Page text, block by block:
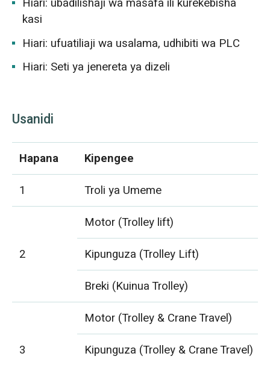
kasi
Hiari: ufuatiliaji wa usalama, udhibiti wa PLC
Hiari: Seti ya jenereta ya dizeli
Usanidi
Hapana
Kipengee
1
Troli ya Umeme
2
Motor (Trolley lift)
Kipunguza (Trolley Lift)
Breki (Kuinua Trolley)
3
Motor (Trolley & Crane Travel)
Kipunguza (Trolley & Crane Travel)